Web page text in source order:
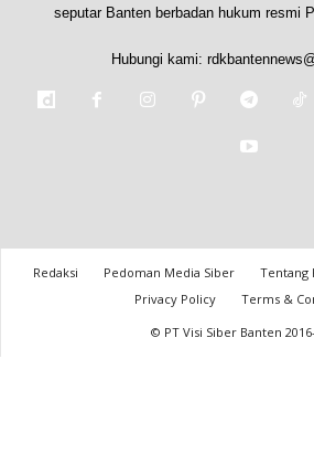
seputar Banten berbadan hukum resmi
Hubungi kami:
Redaksi Pedoman Media Siber Tentang
Privacy Policy
Terms &
© PT Visi Siber Banten